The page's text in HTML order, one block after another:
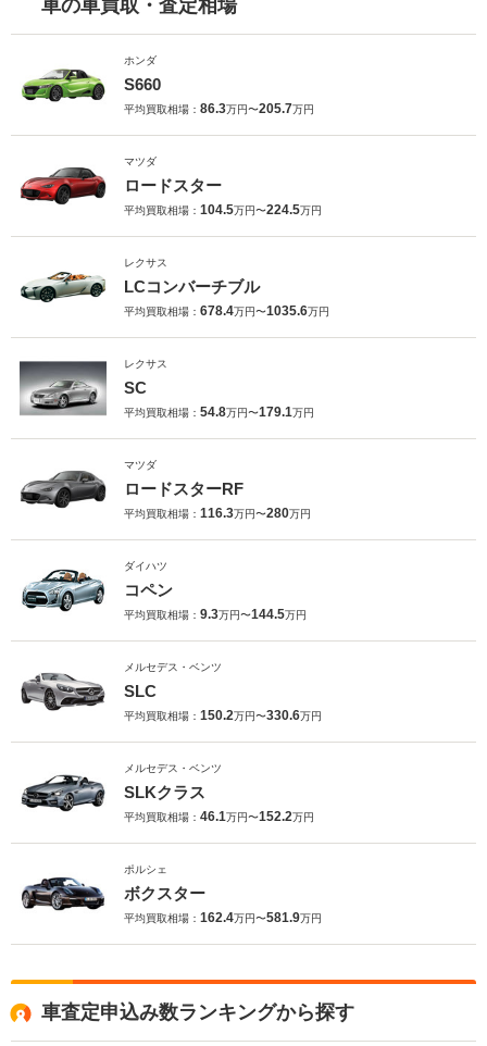
車の車買取・査定相場
ホンダ
S660
平均買取相場： 86.3万円〜205.7万円
マツダ
ロードスター
平均買取相場： 104.5万円〜224.5万円
レクサス
LCコンバーチブル
平均買取相場： 678.4万円〜1035.6万円
レクサス
SC
平均買取相場： 54.8万円〜179.1万円
マツダ
ロードスターRF
平均買取相場： 116.3万円〜280万円
ダイハツ
コペン
平均買取相場： 9.3万円〜144.5万円
メルセデス・ベンツ
SLC
平均買取相場： 150.2万円〜330.6万円
メルセデス・ベンツ
SLKクラス
平均買取相場： 46.1万円〜152.2万円
ポルシェ
ボクスター
平均買取相場： 162.4万円〜581.9万円
車査定申込み数ランキングから探す